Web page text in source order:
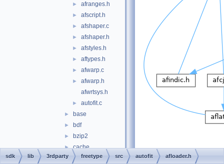
► afranges.h
► afscript.h
► afshaper.c
► afshaper.h
► afstyles.h
► aftypes.h
► afwarp.c
►
afwarp.h
afwrtsys.h
► autofit.c
► base
► bdf
► bzip2
► cache
► cff
sdk lib 3rdparty freetype src autofit afloader.h